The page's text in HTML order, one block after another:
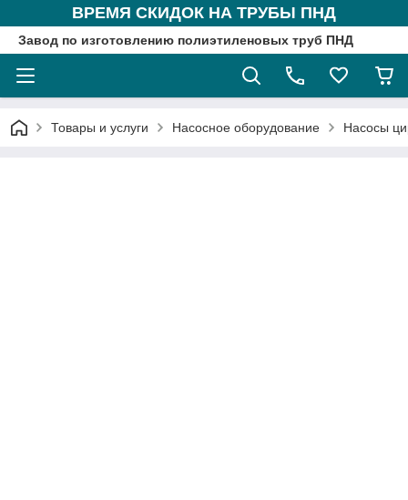
ВРЕМЯ СКИДОК НА ТРУБЫ ПНД
Завод по изготовлению полиэтиленовых труб ПНД
Товары и услуги Насосное оборудование Насосы